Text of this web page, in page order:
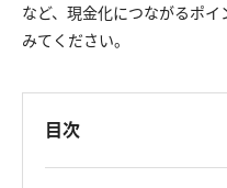
など、現金化につながるポ
みてください。
目次